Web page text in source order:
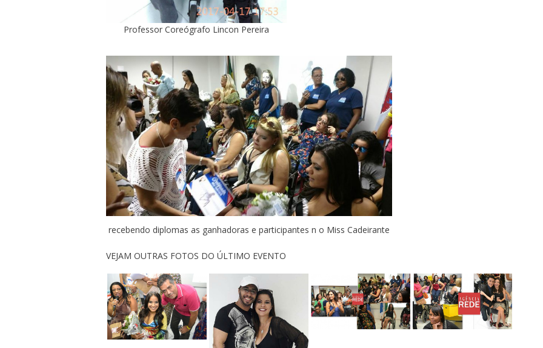
Professor Coreógrafo Lincon Pereira
recebendo diplomas as ganhadoras e participantes n o Miss Cadeirante
VEJAM OUTRAS FOTOS DO ÚLTIMO EVENTO